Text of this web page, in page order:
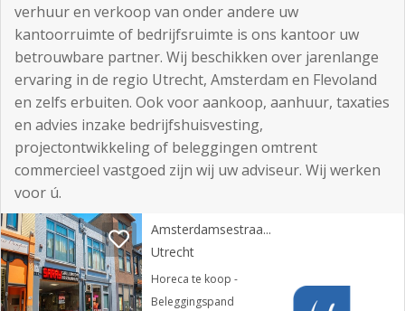
Registreren
Login
verhuur en verkoop van onder andere uw
kantoorruimte of bedrijfsruimte is ons kantoor uw
betrouwbare partner. Wij beschikken over jarenlange
ervaring in de regio Utrecht, Amsterdam en Flevoland
en zelfs erbuiten. Ook voor aankoop, aanhuur, taxaties
en advies inzake bedrijfshuisvesting,
projectontwikkeling of beleggingen omtrent
commercieel vastgoed zijn wij uw adviseur. Wij werken
voor ú.
Amsterdamsestraatweg 176
Utrecht
Horeca te koop -
Beleggingspand